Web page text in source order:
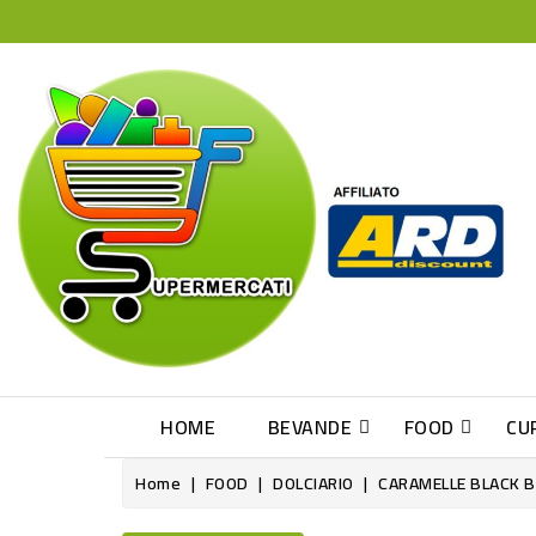
HOME BEVANDE FOOD
Home FOOD DOLCIARIO CARAMELLE BLACK